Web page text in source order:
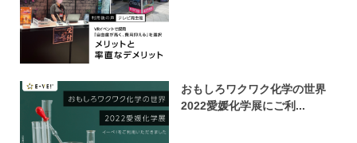
おもしろワクワク化学の世界
2022愛媛化学展にご利...